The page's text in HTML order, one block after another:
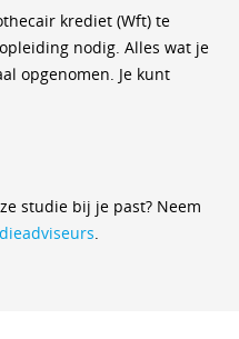
krediet (Wft) te
nodig. Alles wat je
opgenomen. Je kunt
studie bij je past? Neem
.